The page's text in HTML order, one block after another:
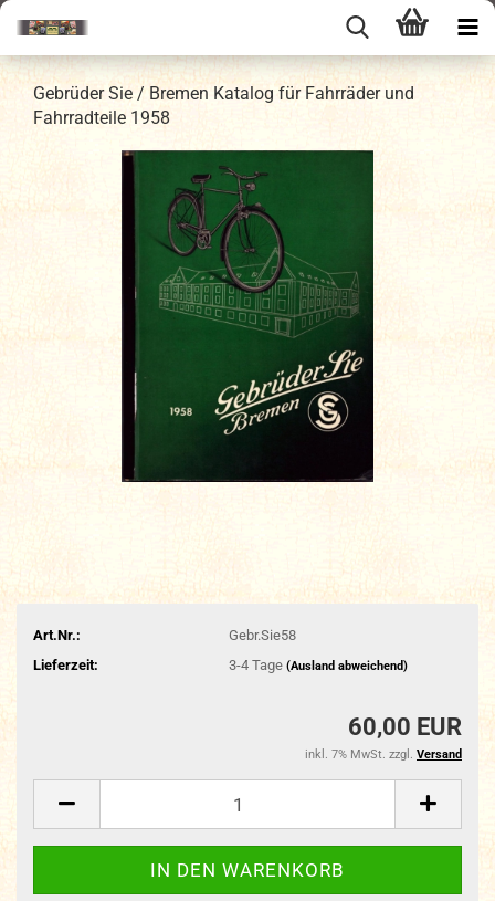
Gebrüder Sie / Bremen Katalog für Fahrräder und
Fahrradteile 1958
Art.Nr.:
Gebr.Sie58
Lieferzeit:
3-4 Tage (Ausland abweichend)
60,00 EUR
inkl. 7% MwSt. zzgl. Versand